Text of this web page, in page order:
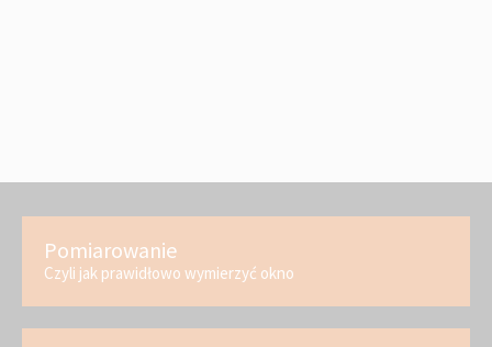
Pomiarowanie
Czyli jak prawidłowo wymierzyć okno